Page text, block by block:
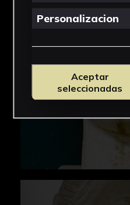
Personalizacion
Aceptar
seleccionadas